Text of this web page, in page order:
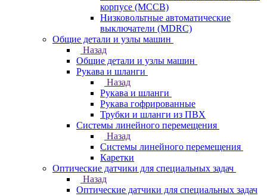
корпусе (MCCB)
Низковольтные автоматические
выключатели (MDRC)
Общие детали и узлы машин
Назад
Общие детали и узлы машин
Рукава и шланги
Назад
Рукава и шланги
Рукава гофрированные
Трубки и шланги из ПВХ
Системы линейного перемещения
Назад
Системы линейного перемещения
Каретки
Оптические датчики для специальных задач
Назад
Оптические датчики для специальных задач